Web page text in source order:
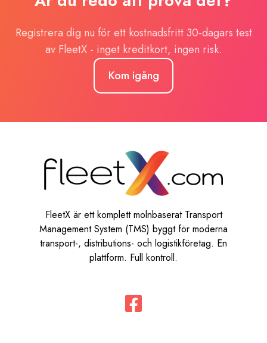
Registrera dig nu för ett kostnadsfritt 30-dagars test
av FleetX - inget kreditkort, ingen risk.
Kom igång
FleetX är ett komplett molnbaserat Transport
Management System (TMS) byggt för moderna
transport-, distributions- och logistikföretag. En
plattform. Full kontroll.